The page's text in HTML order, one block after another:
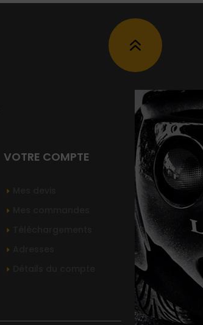
6
VOTRE COMPTE